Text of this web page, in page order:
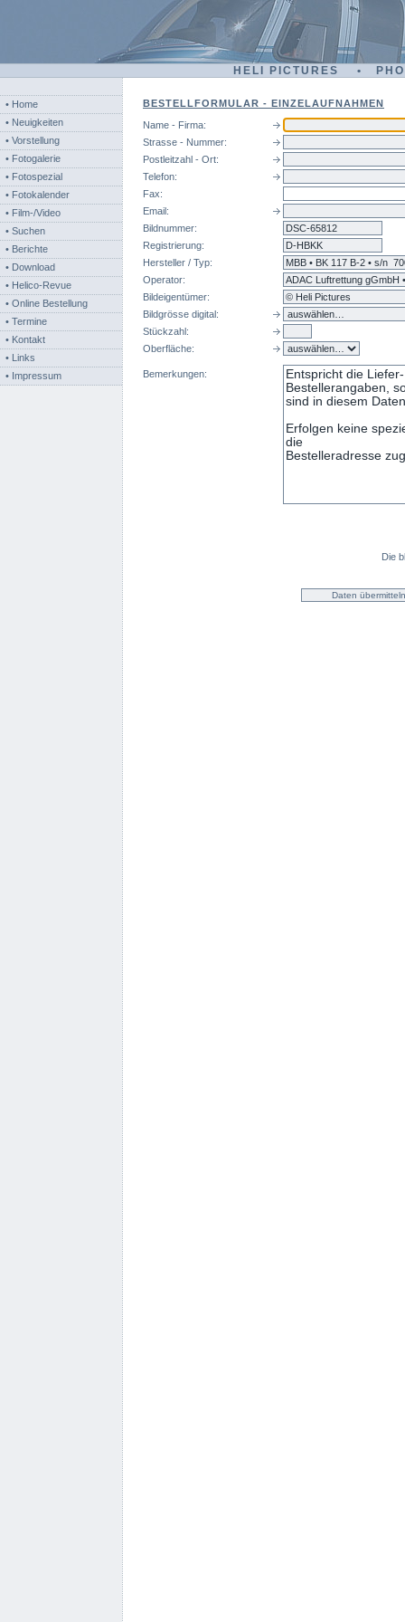
HELI PICTURES •
• Home
• Neuigkeiten
• Vorstellung
• Fotogalerie
• Fotospezial
• Fotokalender
• Film-/Video
• Suchen
• Berichte
• Download
• Helico-Revue
• Online Bestellung
• Termine
• Kontakt
• Links
• Impressum
BESTELLFORMULAR - EINZELAUFNAHMEN
Name - Firma:
Strasse - Nummer:
Postleitzahl - Ort:
Telefon:
Fax:
Email:
Bildnummer:
Registrierung:
Hersteller / Typ:
Operator:
Bildeigentümer:
Bildgrösse digital:
Stückzahl:
Oberfläche:
Bemerkungen:
Die